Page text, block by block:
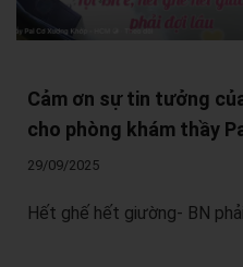
Cảm ơn sự tin tưởng
cho phòng khám thầy
29/09/2025
Hết ghế hết giường- BN